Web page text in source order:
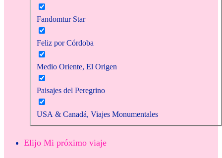
Fandomtur Star
Feliz por Córdoba
Medio Oriente, El Origen
Paisajes del Peregrino
USA & Canadá, Viajes Monumentales
Elijo Mi próximo viaje